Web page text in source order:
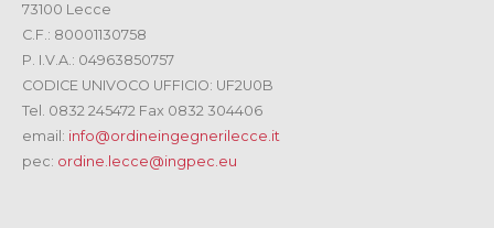
73100 Lecce
C.F.: 80001130758
P. I.V.A.: 04963850757
CODICE UNIVOCO UFFICIO: UF2U0B
Tel. 0832 245472 Fax 0832 304406
email: info@ordineingegnerilecce.it
pec: ordine.lecce@ingpec.eu